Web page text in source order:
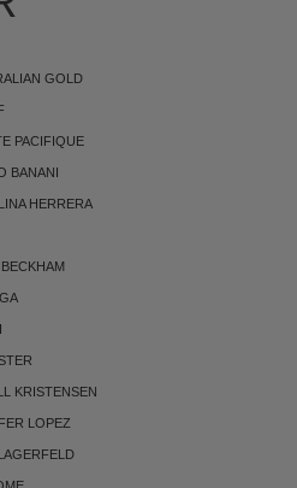
GOLD
PACIFIQUE
BANANI
HERRERA
KRISTENSEN
LOPEZ